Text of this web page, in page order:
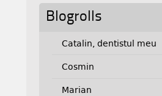
Blogrolls
Catalin, dentistul meu
Cosmin
Marian